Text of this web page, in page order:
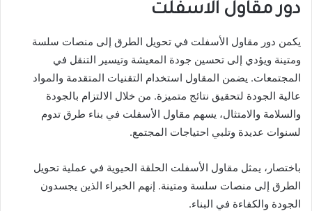
دور مقاول الاسفلت
يكمن دور مقاول الأسفلت في تحويل الطرق إلى منصات سلسة
ومتينة ويؤدي إلى تحسين جودة المعيشة وتيسير التنقل في
المجتمعات. يضمن المقاول استخدام التقنيات المتقدمة والمواد
عالية الجودة لتحقيق نتائج متميزة. من خلال الالتزام بالجودة
والسلامة والامتثال، يسهم مقاول الأسفلت في بناء طرق تدوم
لسنوات عديدة وتلبي احتياجات المجتمع.
باختصار، يمثل مقاول الأسفلت الحلقة الحيوية في عملية تحويل
الطرق إلى منصات سلسة ومتينة. إنهم الخبراء الذين يجسدون
الجودة والكفاءة في البناء.